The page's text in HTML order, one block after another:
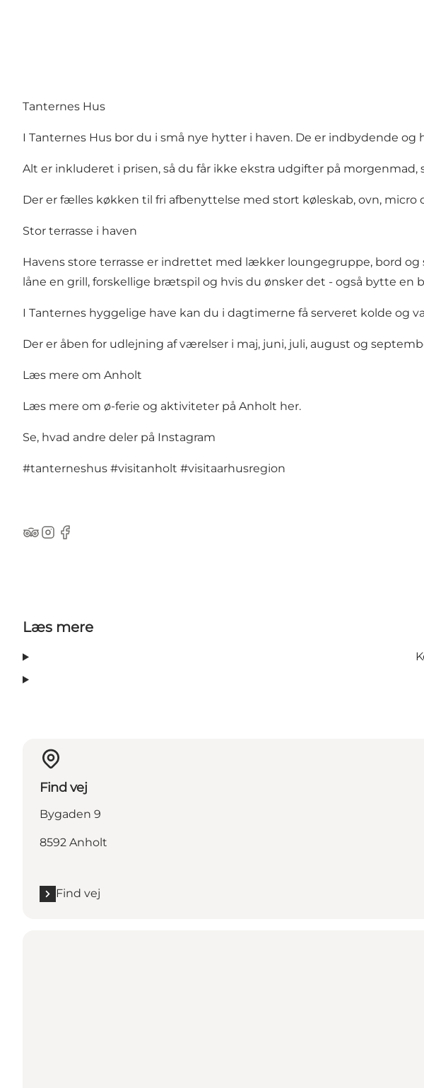
Tanternes Hus
I Tanternes Hus bor du i små nye hytter i haven. De er indbydende
Alt er inkluderet i prisen, så du får ikke ekstra udgifter på
Der er fælles køkken til fri afbenyttelse med stort køleskab, ovn, micro
Stor terrasse i haven
Havens store terrasse er indrettet med lækker loungegruppe, bord
låne en grill, forskellige brætspil og hvis du ønsker det - også bytte en
I Tanternes hyggelige have kan du i dagtimerne få serveret kolde og
Der er åben for udlejning af værelser i maj, juni, juli, august og
Læs mere om Anholt
Læs mere om ø-ferie og aktiviteter på Anholt her.
Se, hvad andre deler på Instagram
#tanterneshus #visitanholt #visitaarhusregion
TripAdvisor
Instagram
Facebook
Læs mere
Find vej
Bygaden 9
8592 Anholt
Find vej